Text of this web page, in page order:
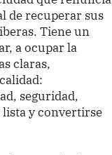
de recuperar sus
Tiene un
a ocupar la
claras,
seguridad,
y convertirse